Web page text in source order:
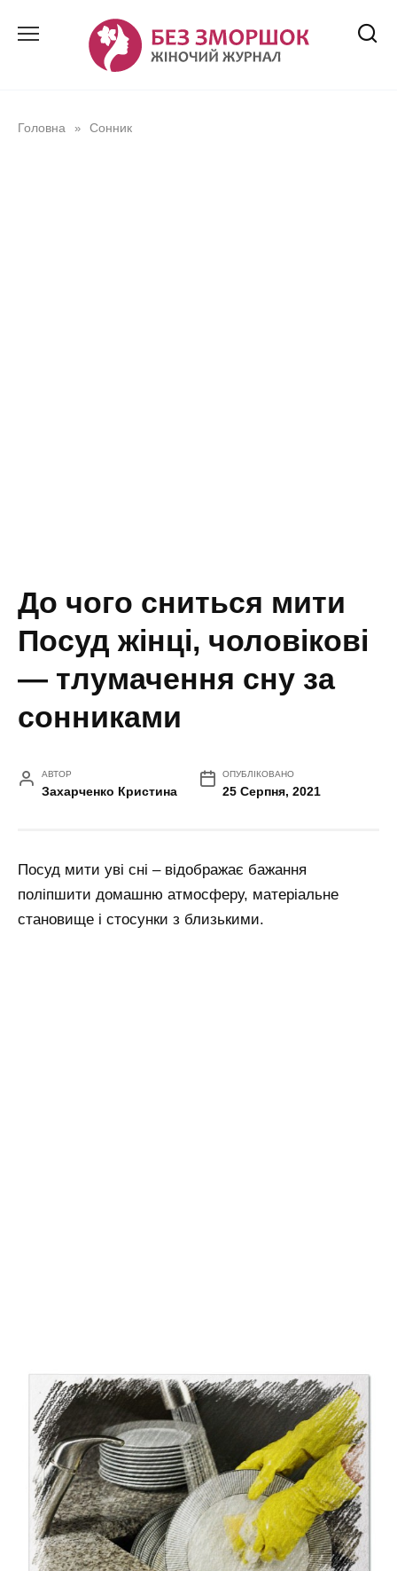
Головна » Сонник
До чого сниться мити
Посуд жінці, чоловікові
— тлумачення сну за
сонниками
АВТОР
Захарченко Кристина
ОПУБЛІКОВАНО
25 Серпня, 2021
Посуд мити уві сні – відображає бажання
поліпшити домашню атмосферу, матеріальне
становище і стосунки з близькими.